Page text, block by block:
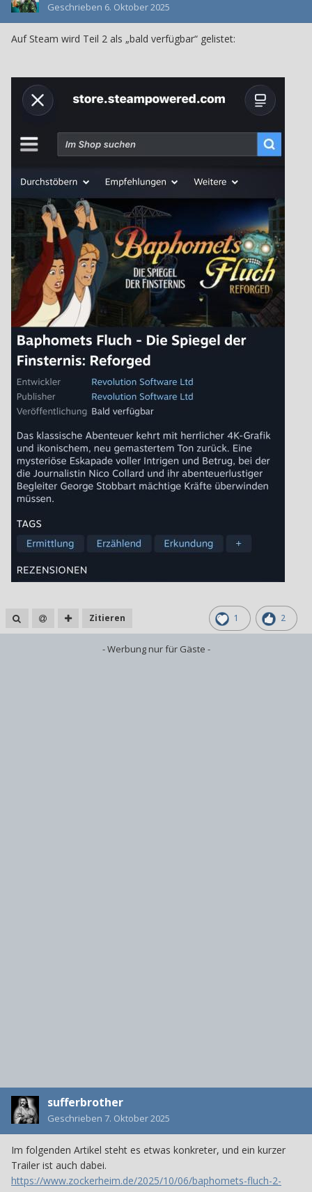
Geschrieben 6. Oktober 2025
Auf Steam wird Teil 2 als „bald verfügbar“ gelistet:
1 2
Zitieren
- Werbung nur für Gäste -
sufferbrother
Geschrieben 7. Oktober 2025
Im folgenden Artikel steht es etwas konkreter, und ein kurzer
Trailer ist auch dabei.
https://www.zockerheim.de/2025/10/06/baphomets-fluch-2-